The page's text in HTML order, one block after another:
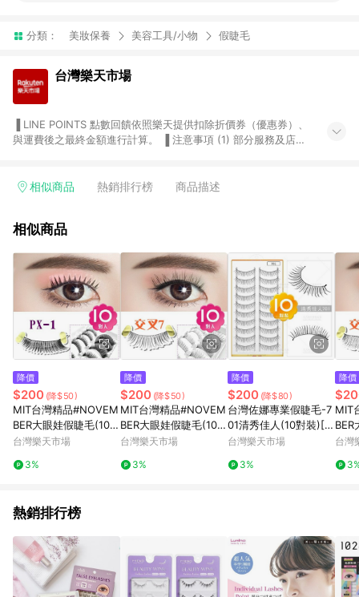
分類： 美妝保養 美容工具/小物 假睫毛
台灣樂天市場
與運費後之最終金額進行計算。 ▐ 注意事項 (1) 部分服務及店家
Smart mobile、神腦生活、JS巨盛、樂天KOBO電子書，請詳閱
台灣樂天市場，並在同一瀏覽器於24小時內結帳，才享有 LINE
市場 45 天內完成訂單出貨及結帳，則不符合贈點資格。 (4) 如
使用APP、或中途瀏覽比價網、回饋網、Google等其他網頁、或
由網頁版(電腦版/手機版網頁)切換為App都將會造成追蹤中斷而
無法進行 LINE POINTS 回饋。 (5) LINE 購物為購物資訊整合性
平台，商品資料更新會有時間差，如顯示之商品規格、顏色、價
位、贈品與台灣樂天市場銷售網頁不符，以銷售網頁標示為準。
(6) 導購訂單已逾 365 天，根據台灣樂天回饋規定，逾期訂單將
點數回饋或點數回饋有爭議，台灣樂天市場保有更改條款與法律
追訴之權利，活動詳情以樂天市場網站公告為準。
相似商品 熱銷排行榜 商品描述
相似商品
降價
$200 (降$50)
MIT台灣精品#NOVEM
BER大眼娃假睫毛(10對
入)--PX-1 [29311]
台灣樂天市場
3%
降價
$200 (降$50)
MIT台灣精品#NOVEM
BER大眼娃假睫毛(10對
入)--交叉7黑 [30105]
台灣樂天市場
3%
降價
$200 (降$80)
台灣佐娜專業假睫毛-7
01清秀佳人(10對裝)[6
9033]
台灣樂天市場
3%
降價
MIT
BER
入
台灣
熱銷排行榜